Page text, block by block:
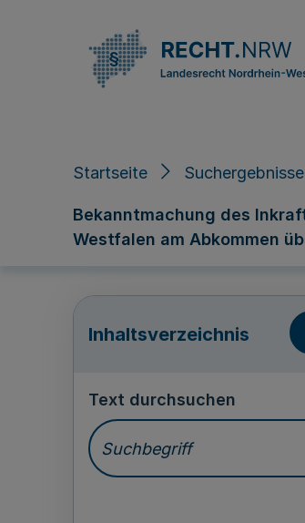
Startseite Suchergebnisse
Bekanntmachung des
Westfalen am Abkommen
Inhaltsverzeichnis
Text durchsuchen